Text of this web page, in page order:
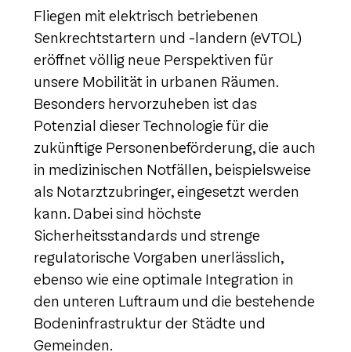
Fliegen mit elektrisch betriebenen
Senkrechtstartern und -landern (eVTOL)
eröffnet völlig neue Perspektiven für
unsere Mobilität in urbanen Räumen.
Besonders hervorzuheben ist das
Potenzial dieser Technologie für die
zukünftige Personenbeförderung, die auch
in medizinischen Notfällen, beispielsweise
als Notarztzubringer, eingesetzt werden
kann. Dabei sind höchste
Sicherheitsstandards und strenge
regulatorische Vorgaben unerlässlich,
ebenso wie eine optimale Integration in
den unteren Luftraum und die bestehende
Bodeninfrastruktur der Städte und
Gemeinden.